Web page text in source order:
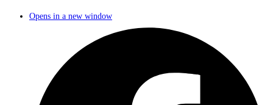
Opens in a new window